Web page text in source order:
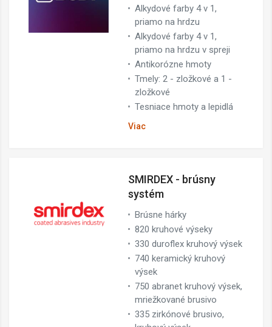
Alkydové farby 4 v 1,
priamo na hrdzu
Alkydové farby 4 v 1,
priamo na hrdzu v spreji
Antikorózne hmoty
Tmely: 2 - zložkové a 1 -
zložkové
Tesniace hmoty a lepidlá
Viac
SMIRDEX - brúsny
systém
Brúsne hárky
820 kruhové výseky
330 duroflex kruhový výsek
740 keramický kruhový
výsek
750 abranet kruhový výsek,
mriežkované brusivo
335 zirkónové brusivo,